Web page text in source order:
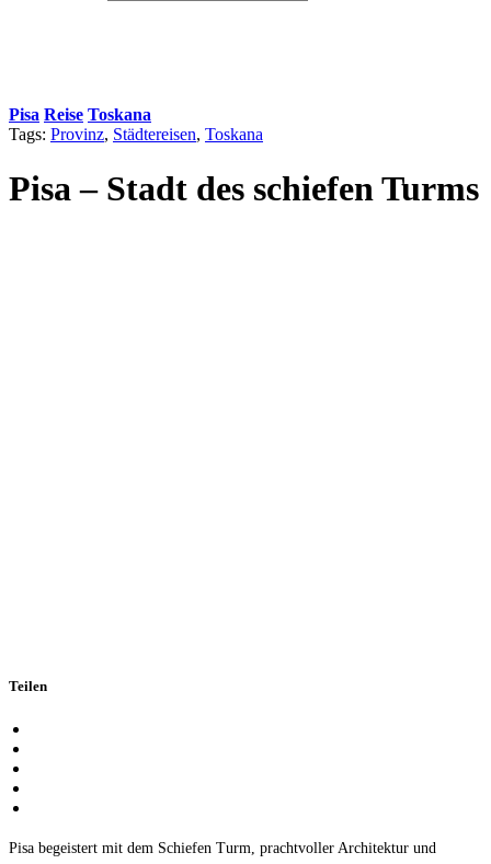
Pisa Reise Toskana
Tags: Provinz, Städtereisen, Toskana
Pisa – Stadt des schiefen Turms
Teilen
Pisa begeistert mit dem Schiefen Turm, prachtvoller Architektur und